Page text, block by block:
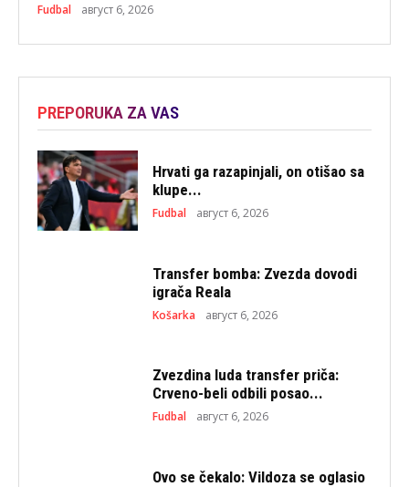
Fudbal август 6, 2026
PREPORUKA ZA VAS
Hrvati ga razapinjali, on otišao sa
klupe...
Fudbal август 6, 2026
Transfer bomba: Zvezda dovodi
igrača Reala
Košarka август 6, 2026
Zvezdina luda transfer priča:
Crveno-beli odbili posao...
Fudbal август 6, 2026
Ovo se čekalo: Vildoza se oglasio